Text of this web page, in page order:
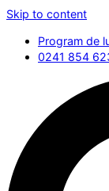
Skip to content
Program de
0241 854